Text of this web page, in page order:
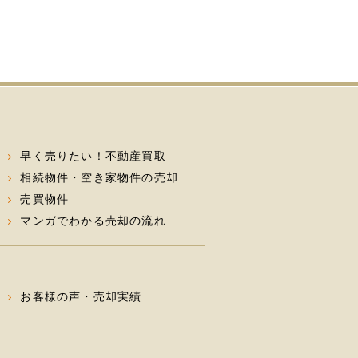
早く売りたい！不動産買取
相続物件・空き家物件の売却
売買物件
マンガでわかる売却の流れ
お客様の声・売却実績